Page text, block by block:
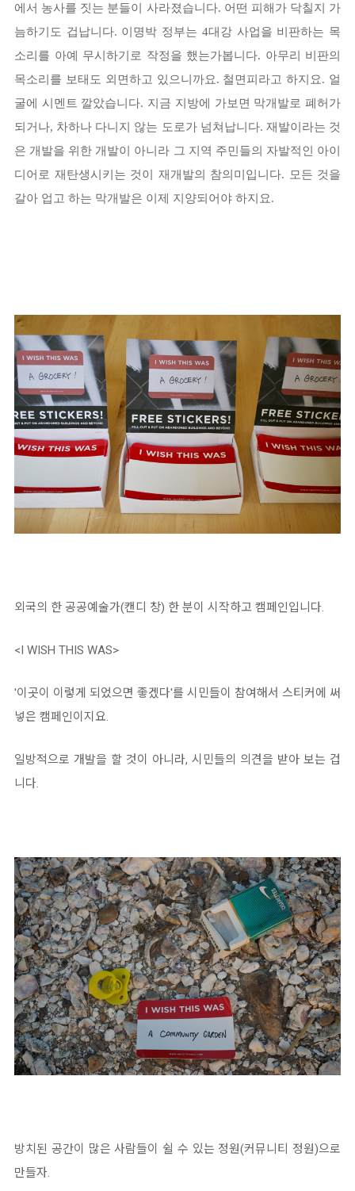
에서 농사를 짓는 분들이 사라졌습니다. 어떤 피해가 닥칠지 가
늠하기도 겁납니다. 이명박 정부는 4대강 사업을 비판하는 목
소리를 아예 무시하기로 작정을 했는가봅니다. 아무리 비판의
목소리를 보태도 외면하고 있으니까요. 철면피라고 하지요. 얼
굴에 시멘트 깔았습니다. 지금 지방에 가보면 막개발로 폐허가
되거나, 차하나 다니지 않는 도로가 넘쳐납니다. 재발이라는 것
은 개발을 위한 개발이 아니라 그 지역 주민들의 자발적인 아이
디어로 재탄생시키는 것이 재개발의 참의미입니다. 모든 것을
갈아 업고 하는 막개발은 이제 지양되어야 하지요.
외국의 한 공공예술가(캔디 창) 한 분이 시작하고 캠페인입니다.
<I WISH THIS WAS>
'이곳이 이렇게 되었으면 좋겠다'를 시민들이 참여해서 스티커에 써
넣은 캠페인이지요.
일방적으로 개발을 할 것이 아니라, 시민들의 의견을 받아 보는 겁
니다.
방치된 공간이 많은 사람들이 쉴 수 있는 정원(커뮤니티 정원)으로
만들자.